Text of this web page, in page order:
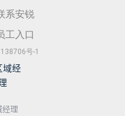
系安锐
工入口
号-1
经理